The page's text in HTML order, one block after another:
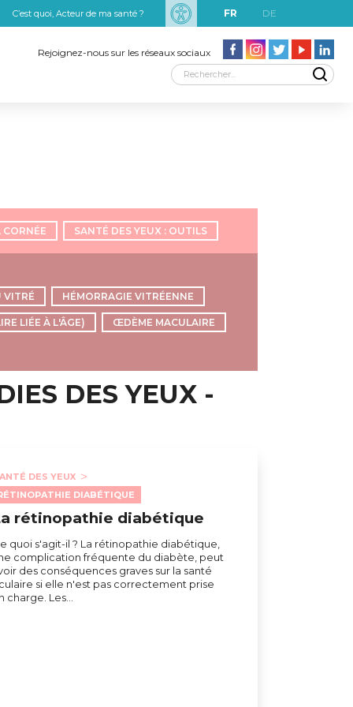
C’est quoi, Acteur de ma santé ? FR DE
Schuman
Rejoignez-nous sur les réseaux sociaux
SANTÉ DES YEUX : OUTILS
VITRÉ HÉMORRAGIE VITRÉENNE
LIÉE À L'ÂGE) ŒDÈME MACULAIRE
DES YEUX -
DES YEUX
DIABÉTIQUE
rétinopathie diabétique
quoi s'agit-il ? La rétinopathie diabétique,
complication fréquente du diabète, peut
des conséquences graves sur la santé
si elle n'est pas correctement prise
charge. Les…